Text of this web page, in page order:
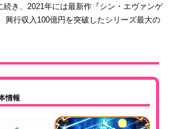
続き、2021年には最新作『シン・エヴァンゲ
興行収入100億円を突破したシリーズ最大の
情報